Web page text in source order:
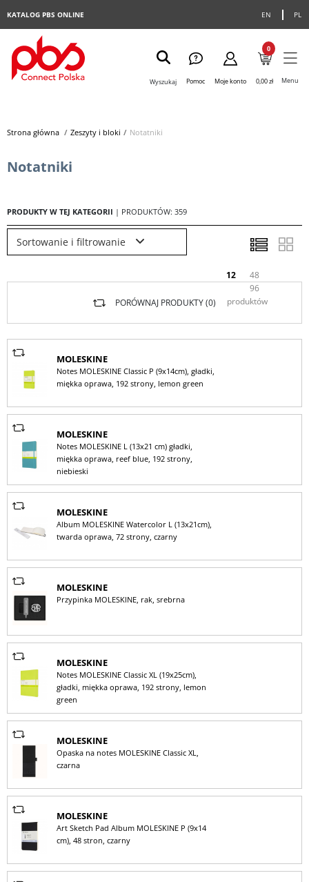
EN PL
KATALOG PBS ONLINE
Wyszukaj Pomoc Moje konto
0
0,00 zł Menu
Strona główna> Zeszyty i bloki> Notatniki
Notatniki
PRODUKTY W TEJ KATEGORII | PRODUKTÓW: 359
Sortowanie i filtrowanie
12
48
96
produktów
PORÓWNAJ PRODUKTY (0)
MOLESKINE
Notes MOLESKINE Classic P (9x14cm), gładki,
miękka oprawa, 192 strony, lemon green
MOLESKINE
Notes MOLESKINE L (13x21 cm) gładki,
miękka oprawa, reef blue, 192 strony,
niebieski
MOLESKINE
Album MOLESKINE Watercolor L (13x21cm),
twarda oprawa, 72 strony, czarny
MOLESKINE
Przypinka MOLESKINE, rak, srebrna
MOLESKINE
Notes MOLESKINE Classic XL (19x25cm),
gładki, miękka oprawa, 192 strony, lemon
green
MOLESKINE
Opaska na notes MOLESKINE Classic XL,
czarna
MOLESKINE
Art Sketch Pad Album MOLESKINE P (9x14
cm), 48 stron, czarny